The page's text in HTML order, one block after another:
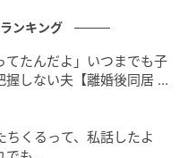
作に注がれている。
ンキング
てたんだよ」いつまでも子
しない夫【離婚後同居 Vo
くるって、私話したよ